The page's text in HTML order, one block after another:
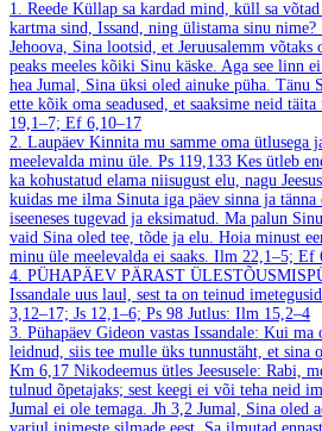
1. Reede Küllap sa kardad mind, küll sa võtad
kartma sind, Issand, ning ülistama sinu nime?
Jehoova, Sina lootsid, et Jeruusalemm võtaks
peaks meeles kõiki Sinu käske. Aga see linn
hea Jumal, Sina üksi oled ainuke püha. Tänu
ette kõik oma seadused, et saaksime neid
19,1–7; Ef 6,10–17
2. Laupäev Kinnita mu samme oma ütlusega
meelevalda minu üle. Ps 119,133 Kes ütleb
ka kohustatud elama niisugust elu, nagu
kuidas me ilma Sinuta iga päev sinna ja tänna
iseeneses tugevad ja eksimatud. Ma palun
vaid Sina oled tee, tõde ja elu. Hoia minust
minu üle meelevalda ei saaks. Ilm 22,1–5; Ef
4. PÜHAPÄEV PÄRAST
Issandale uus laul, sest ta on teinud
3,12–17; Js 12,1–6; Ps 98 Jutlus: Ilm 15,2–4
3. Pühapäev Gideon vastas Issandale: Kui
leidnud, siis tee mulle üks tunnustäht, et sina
Km 6,17 Nikodeemus ütles Jeesusele: Rabi,
tulnud õpetajaks; sest keegi ei või teha neid
Jumal ei ole temaga. Jh 3,2 Jumal, Sina oled